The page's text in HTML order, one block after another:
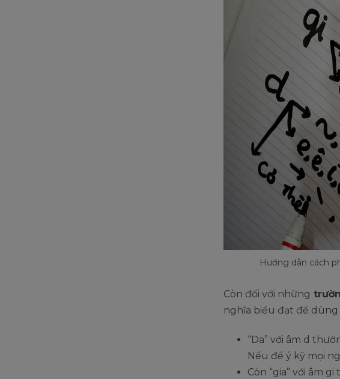
Hướng dẫn cách
Còn đối với những
nghĩa biểu đạt để
“Da” với âm d
Nếu để ý kỹ mọi
Còn “gia” với âm